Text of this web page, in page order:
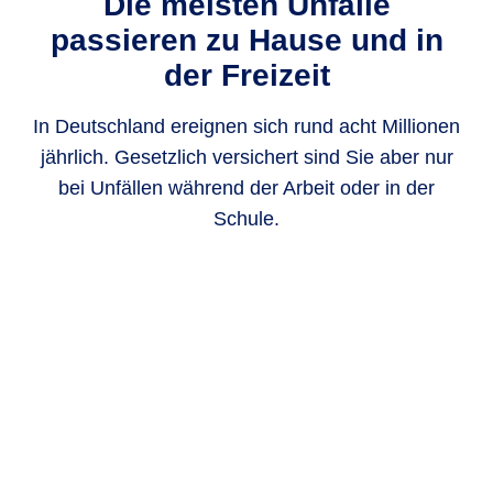
passieren zu Hause und in
der Freizeit
In Deutschland ereignen sich rund acht Millionen
jährlich. Gesetzlich versichert sind Sie aber nur
bei Unfällen während der Arbeit oder in der
Schule.